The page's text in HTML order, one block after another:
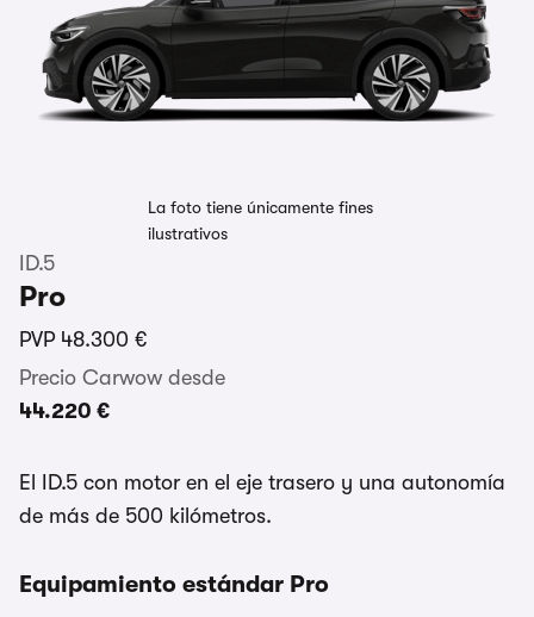
La foto tiene únicamente fines
ilustrativos
ID.5
Pro
PVP 48.300 €
Precio Carwow desde
44.220 €
El ID.5 con motor en el eje trasero y una autonomía
de más de 500 kilómetros.
Equipamiento estándar Pro